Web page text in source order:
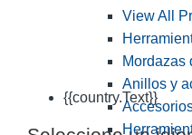
{{country.Text}}
View All
Mordazas
Anillos y